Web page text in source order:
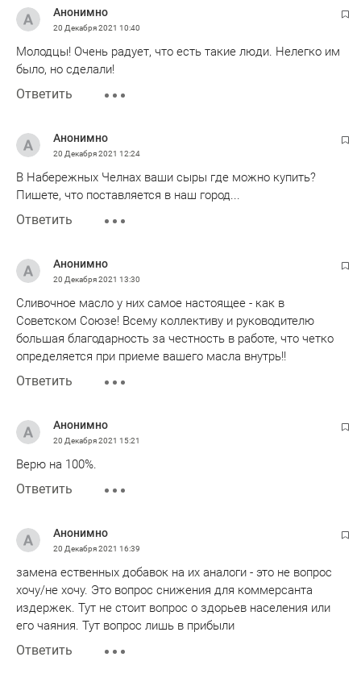
Анонимно
20 Декабря 2021 10:40
Молодцы! Очень радует, что есть такие люди. Нелегко им
было, но сделали!
Ответить
Анонимно
20 Декабря 2021 12:24
В Набережных Челнах ваши сыры где можно купить?
Пишете, что поставляется в наш город...
Ответить
Анонимно
20 Декабря 2021 13:30
Сливочное масло у них самое настоящее - как в
Советском Союзе! Всему коллективу и руководителю
большая благодарность за честность в работе, что четко
определяется при приеме вашего масла внутрь!!
Ответить
Анонимно
20 Декабря 2021 15:21
Верю на 100%.
Ответить
Анонимно
20 Декабря 2021 16:39
замена ественных добавок на их аналоги - это не вопрос
хочу/не хочу. Это вопрос снижения для коммерсанта
издержек. Тут не стоит вопрос о здорьев населения или
его чаяния. Тут вопрос лишь в прибыли
Ответить